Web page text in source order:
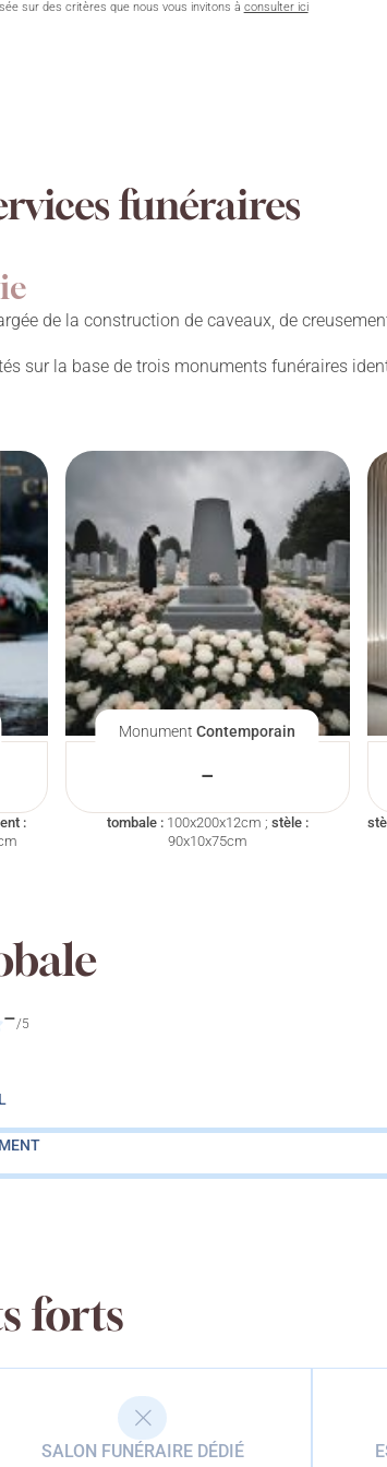
sur des critères que nous vous invitons à consulter ici
funéraires
de la construction de caveaux, de
sur la base de trois monuments funéraires
:
MonumentContemporain
–
tombale :100x200x12cm ; stèle :
90x10x75cm
–/5
forts
SALON FUNÉRAIRE DÉDIÉ